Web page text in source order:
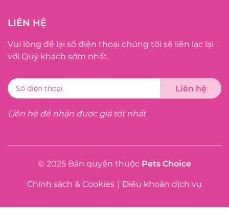
LIÊN HỆ
Vui lòng để lại số điện thoại chúng tôi sẽ liên lạc lại
với Quý khách sớm nhất.
Liên hệ để nhận được giá tốt nhất
© 2025 Bản quyền thuộc Pets Choice
Chính sách & Cookies | Điều khoản dịch vụ